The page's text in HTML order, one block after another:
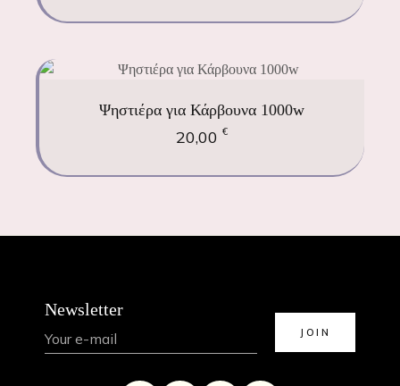
Ψηστιέρα για Κάρβουνα 1000w
20,00 €
Newsletter